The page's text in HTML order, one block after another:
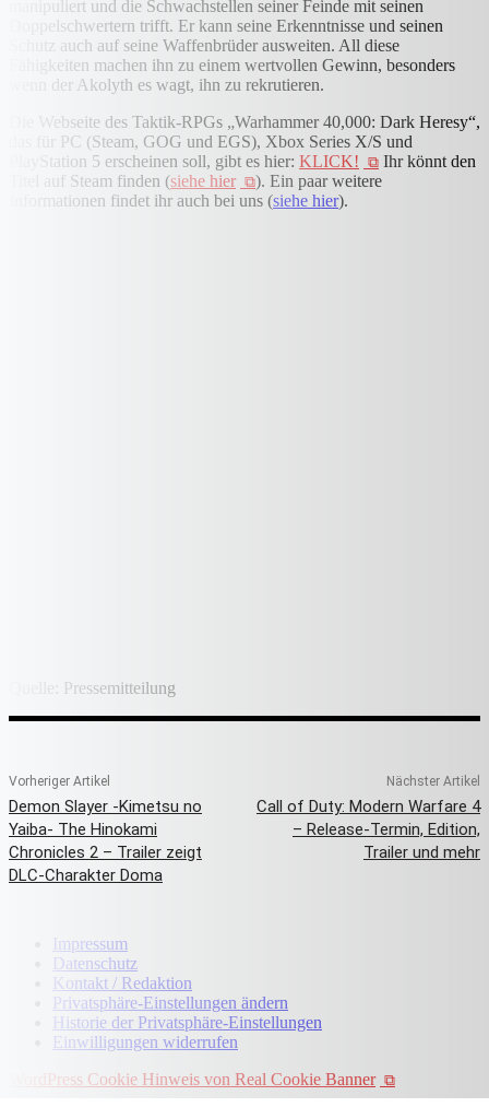
manipuliert und die Schwachstellen seiner Feinde mit seinen
Doppelschwertern trifft. Er kann seine Erkenntnisse und seinen
Schutz auch auf seine Waffenbrüder ausweiten. All diese
Fähigkeiten machen ihn zu einem wertvollen Gewinn, besonders
wenn der Akolyth es wagt, ihn zu rekrutieren.
Die Webseite des Taktik-RPGs „Warhammer 40,000: Dark Heresy“,
das für PC (Steam, GOG und EGS), Xbox Series X/S und
PlayStation 5 erscheinen soll, gibt es hier: KLICK!
Ihr könnt den
Titel auf Steam finden (siehe hier
). Ein paar weitere
Informationen findet ihr auch bei uns (siehe hier).
Quelle: Pressemitteilung
Vorheriger Artikel
Demon Slayer -Kimetsu no
Yaiba- The Hinokami
Chronicles 2 – Trailer zeigt
DLC-Charakter Doma
Nächster Artikel
Call of Duty: Modern Warfare 4
– Release-Termin, Edition,
Trailer und mehr
Impressum
Datenschutz
Kontakt / Redaktion
Privatsphäre-Einstellungen ändern
Historie der Privatsphäre-Einstellungen
Einwilligungen widerrufen
WordPress Cookie Hinweis von Real Cookie Banner